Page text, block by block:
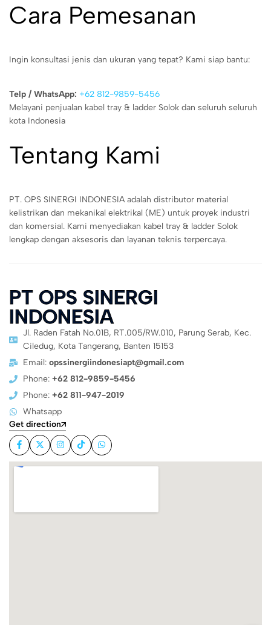
Cara Pemesanan
Ingin konsultasi jenis dan ukuran yang tepat? Kami siap bantu:
Telp / WhatsApp: +62 812-9859-5456
Melayani penjualan kabel tray & ladder Solok dan seluruh seluruh
kota Indonesia
Tentang Kami
PT. OPS SINERGI INDONESIA adalah distributor material
kelistrikan dan mekanikal elektrikal (ME) untuk proyek industri
dan komersial. Kami menyediakan kabel tray & ladder Solok
lengkap dengan aksesoris dan layanan teknis terpercaya.
PT OPS SINERGI
INDONESIA
Jl. Raden Fatah No.01B, RT.005/RW.010, Parung Serab, Kec.
Ciledug, Kota Tangerang, Banten 15153
Email: opssinergiindonesiapt@gmail.com
Phone: +62 812-9859-5456
Phone: +62 811-947-2019
Whatsapp
Get direction